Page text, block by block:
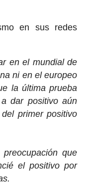
en sus redes
en el mundial de
ni en el europeo
la última prueba
dar positivo aún
primer positivo
que
el positivo por